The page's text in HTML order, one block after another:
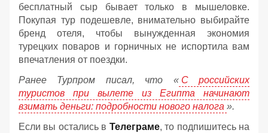
бесплатный сыр бывает только в мышеловке.
Покупая тур подешевле, внимательно выбирайте
бренд отеля, чтобы вынужденная экономия
турецких поваров и горничных не испортила вам
впечатления от поездки.
Ранее Турпром писал, что « С российских
туристов при вылете из Египта начинают
взимать деньги: подробности нового налога ».
Если вы остались в Телеграме, то подпишитесь на